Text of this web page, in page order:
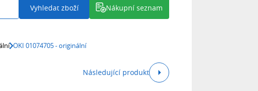
Vyhledat zboží Nákupní seznam
OKI 01074705 - originální
Následující produkt